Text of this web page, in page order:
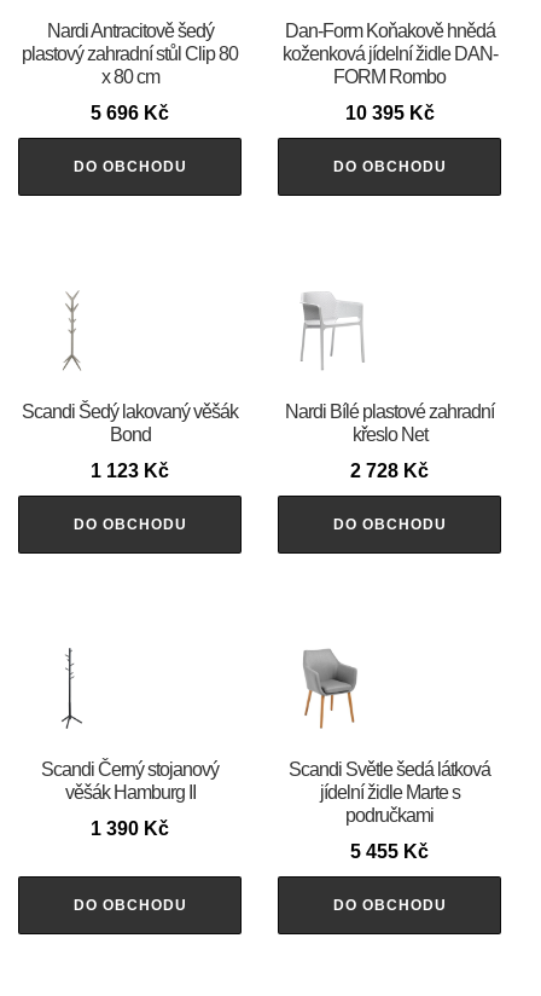
Nardi Antracitově šedý
plastový zahradní stůl Clip 80
x 80 cm
5 696 Kč
DO OBCHODU
​​​​​Dan-Form Koňakově hnědá
koženková jídelní židle DAN-
FORM Rombo
10 395 Kč
DO OBCHODU
Scandi Šedý lakovaný věšák
Bond
1 123 Kč
DO OBCHODU
Nardi Bílé plastové zahradní
křeslo Net
2 728 Kč
DO OBCHODU
Scandi Černý stojanový
věšák Hamburg II
1 390 Kč
DO OBCHODU
Scandi Světle šedá látková
jídelní židle Marte s
područkami
5 455 Kč
DO OBCHODU